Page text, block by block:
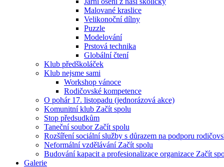
Malované kraslice
Velikonoční dílny
Puzzle
Modelování
Prstová technika
Globální čtení
Klub předškoláček
Klub nejsme sami
Workshop vánoce
Rodičovské kompetence
O pohár 17. listopadu (jednorázová akce)
Komunitní klub Začít spolu
Stop předsudkům
Taneční soubor Začít spolu
Rozšíření sociální služby s důrazem na podporu
Neformální vzdělávání Začít spolu
Budování kapacit a profesionalizace organizace Začít
Galerie